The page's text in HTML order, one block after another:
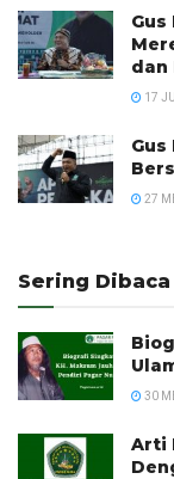
dan
17
27
Sering Dibaca
30
Arti